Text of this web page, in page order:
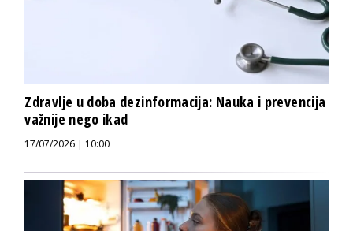
Zdravlje u doba dezinformacija: Nauka i prevencija
važnije nego ikad
17/07/2026 | 10:00